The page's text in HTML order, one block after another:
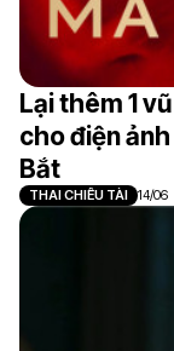
Lại thêm 1
cho điện
Bắt
THAI CHIÊU TÀI 14/06